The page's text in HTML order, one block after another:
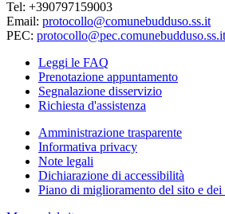
Tel: +390797159003
Email: protocollo@comunebudduso.ss.it
PEC: protocollo@pec.comunebudduso.ss.it
Leggi le FAQ
Prenotazione appuntamento
Segnalazione disservizio
Richiesta d'assistenza
Amministrazione trasparente
Informativa privacy
Note legali
Dichiarazione di accessibilità
Piano di miglioramento del sito e dei